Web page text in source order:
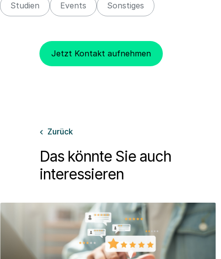
Studien Events Sonstiges
Jetzt Kontakt aufnehmen
 Zurück
Das könnte Sie auch
interessieren